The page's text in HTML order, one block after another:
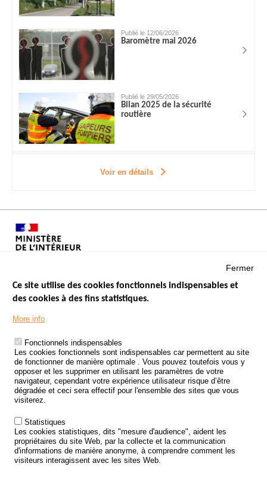
Publié le 12/06/2026
Baromètre mai 2026
Publié le 29/05/2026
Bilan 2025 de la sécurité
routière
Voir en détails
Menu
Footer
LES SITES PUBLICS
ÉTAT DE L’INSÉCURITÉ ROUTIÈRE
TRAITEMENT DES DONNÉES PERSONNELLES DES ACCIDENTS DE
LA ROUTE
ETUDES ET RECHERCHES
APPEL À PROJETS
POLITIQUE DE SÉCURITÉ ROUTIÈRE
Outils
AGENDA
Fermer
Ce site utilise des cookies fonctionnels indispensables et
des cookies à des fins statistiques.
More info
Fonctionnels indispensables
Les cookies fonctionnels sont indispensables car permettent au site
de fonctionner de manière optimale . Vous pouvez toutefois vous y
opposer et les supprimer en utilisant les paramètres de votre
navigateur, cependant votre expérience utilisateur risque d’être
dégradée et ceci sera effectif pour l'ensemble des sites que vous
visiterez.
Statistiques
Les cookies statistiques, dits "mesure d'audience", aident les
propriétaires du site Web, par la collecte et la communication
d'informations de manière anonyme, à comprendre comment les
visiteurs interagissent avec les sites Web.